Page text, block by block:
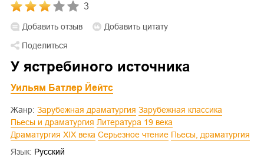
3
Добавить отзыв
Добавить цитату
Поделиться
У ястребиного источника
Уильям Батлер Йейтс
Жанр: Зарубежная драматургия
Зарубежная классика
Пьесы и драматургия
Литература 19 века
Драматургия XIX века
Серьезное чтение
Пьесы, драматургия
Язык: Русский